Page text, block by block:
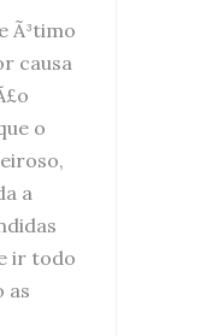
Ã³timo
causa
o
a
ir todo
as